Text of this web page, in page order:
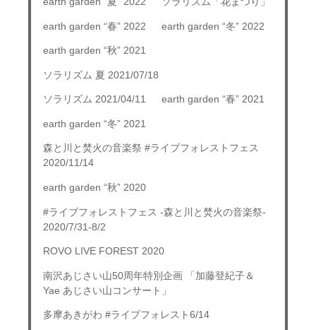
earth garden “春” 2022 earth garden “冬” 2022
earth garden “秋” 2021
ソラリズム 夏 2021/07/18
ソラリズム 2021/04/11 earth garden “春” 2021
earth garden “冬” 2021
森と川と焚火の音楽祭 #ライブフォレストフェス
2020/11/14
earth garden “秋” 2020
#ライブフォレストフェス -森と川と焚火の音楽祭-
2020/7/31-8/2
ROVO LIVE FOREST 2020
南沢あじさい山50周年特別企画 「加藤登紀子＆
Yae あじさい山コンサート」
多摩あきがわ #ライブフォレスト6/14